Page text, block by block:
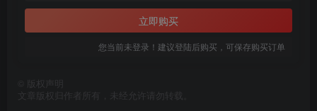
立即购买
您当前未登录！建议登陆后购买，可保存购买订单
版权声明
文章版权归作者所有，未经允许请勿转载。